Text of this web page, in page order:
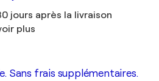
jours après la livraison
plus
Sans frais supplémentaires.